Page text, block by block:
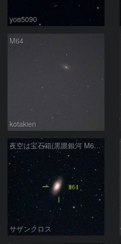
you5090
M64
kotakien
夜空は宝石箱(黒眼銀河 M64) Seestar50
サザンクロス